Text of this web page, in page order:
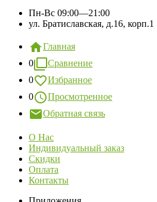
Пн-Вс 09:00—21:00
ул. Братиславская, д.16, корп.1
Главная
0
Сравнение
0
Избранное
0
Просмотренное
Обратная связь
О Нас
Индивидуальный заказ
Скидки
Оплата
Контакты